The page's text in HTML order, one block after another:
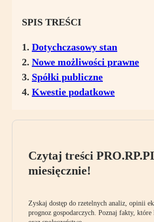
SPIS TREŚCI
Dotychczasowy stan
Nowe możliwości prawne
Spółki publiczne
Kwestie podatkowe
Czytaj treści
miesięcznie!
Zyskaj dostęp do rzetelnych analiz, opinii
prognoz gospodarczych. Poznaj fakty, które